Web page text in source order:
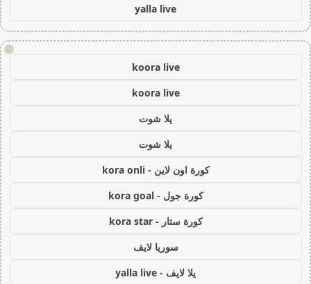
yalla live
!
koora live
koora live
يلا شوت
يلا شوت
كورة اون لاين - kora onli
كورة جول - kora goal
كورة ستار - kora star
سوريا لايف
يلا لايف - yalla live